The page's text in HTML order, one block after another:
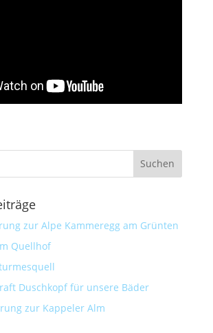
zur Alpe Kammeregg am Grünten
Quellhof
Duschkopf für unsere Bäder
zur Kappeler Alm